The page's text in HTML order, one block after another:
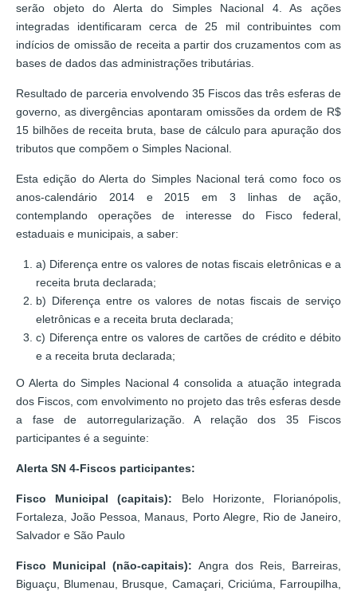
serão objeto do Alerta do Simples Nacional 4. As ações
integradas identificaram cerca de 25 mil contribuintes com
indícios de omissão de receita a partir dos cruzamentos com as
bases de dados das administrações tributárias.
Resultado de parceria envolvendo 35 Fiscos das três esferas de
governo, as divergências apontaram omissões da ordem de R$
15 bilhões de receita bruta, base de cálculo para apuração dos
tributos que compõem o Simples Nacional.
Esta edição do Alerta do Simples Nacional terá como foco os
anos-calendário 2014 e 2015 em 3 linhas de ação,
contemplando operações de interesse do Fisco federal,
estaduais e municipais, a saber:
a) Diferença entre os valores de notas fiscais eletrônicas e a
receita bruta declarada;
b) Diferença entre os valores de notas fiscais de serviço
eletrônicas e a receita bruta declarada;
c) Diferença entre os valores de cartões de crédito e débito
e a receita bruta declarada;
O Alerta do Simples Nacional 4 consolida a atuação integrada
dos Fiscos, com envolvimento no projeto das três esferas desde
a fase de autorregularização. A relação dos 35 Fiscos
participantes é a seguinte:
Alerta SN 4-Fiscos participantes:
Fisco Municipal (capitais): Belo Horizonte, Florianópolis,
Fortaleza, João Pessoa, Manaus, Porto Alegre, Rio de Janeiro,
Salvador e São Paulo
Fisco Municipal (não-capitais): Angra dos Reis, Barreiras,
Biguaçu, Blumenau, Brusque, Camaçari, Criciúma, Farroupilha,